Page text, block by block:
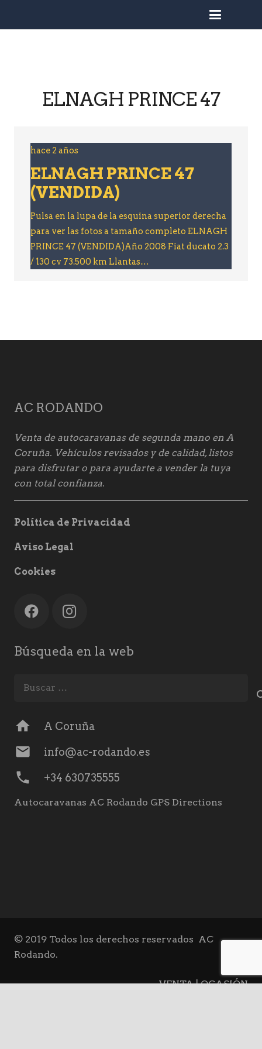
ELNAGH PRINCE 47
hace 2 años
ELNAGH PRINCE 47
(VENDIDA)
Pulsa en la lupa de la esquina superior derecha
para ver las fotos a tamaño completo ELNAGH
PRINCE 47 (VENDIDA)Año 2008 ⁠Fiat ducato 2.3
/ 130 cv ⁠73.500 km Llantas…
AC RODANDO
Venta de autocaravanas de segunda mano en A
Coruña. Vehículos revisados y de calidad, listos
para disfrutar o para ayudarte a vender la tuya
con total confianza.
Política de Privacidad
Aviso Legal
Cookies
Búsqueda en la web
home A Coruña
mail info@ac-rodando.es
phone +34 630735555
Autocaravanas AC Rodando GPS Directions
© 2019 Todos los derechos reservados AC
Rodando.
VENTA | OCASIÓN